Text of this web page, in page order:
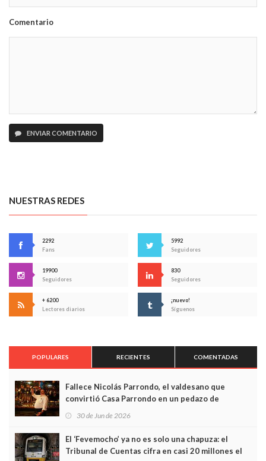
Comentario
ENVIAR COMENTARIO
NUESTRAS REDES
2292
Fans
5992
Seguidores
19900
Seguidores
830
Seguidores
+ 6200
Lectores diarios
¡nuevo!
Síguenos
POPULARES RECIENTES COMENTADAS
Fallece Nicolás Parrondo, el valdesano que
convirtió Casa Parrondo en un pedazo de
Asturias en Madrid
30 de Jun de 2026
El ‘Fevemocho’ ya no es solo una chapuza: el
Tribunal de Cuentas cifra en casi 20 millones el